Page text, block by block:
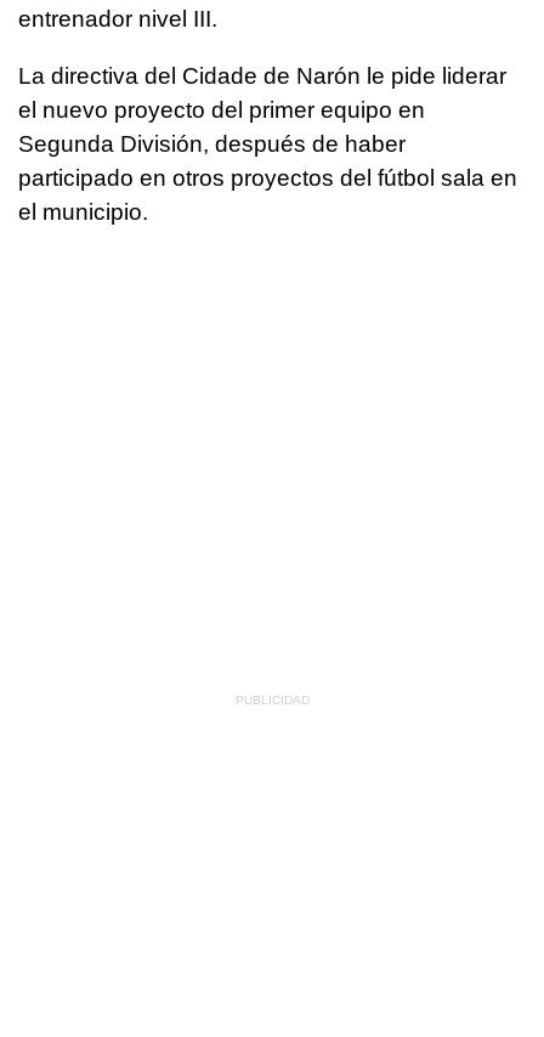
entrenador nivel III.
La directiva del Cidade de Narón le pide liderar
el nuevo proyecto del primer equipo en
Segunda División, después de haber
participado en otros proyectos del fútbol sala en
el municipio.